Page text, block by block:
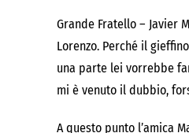
Grande Fratello – Javier
Lorenzo. Perché il
una parte lei vorrebbe
mi è venuto il dubbio,
A questo punto l’amica